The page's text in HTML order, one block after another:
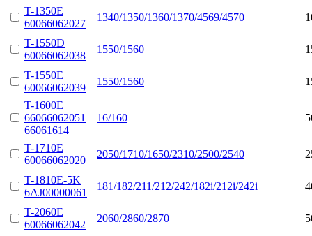
T-1350E
60066062027
1340/1350/1360/1370/4569/4570
T-1550D
60066062038
1550/1560
T-1550E
60066062039
1550/1560
T-1600E
66066062051
66061614
16/160
T-1710E
60066062020
2050/1710/1650/2310/2500/2540
T-1810E-5K
6AJ00000061
181/182/211/212/242/182i/212i/242i
T-2060E
60066062042
2060/2860/2870